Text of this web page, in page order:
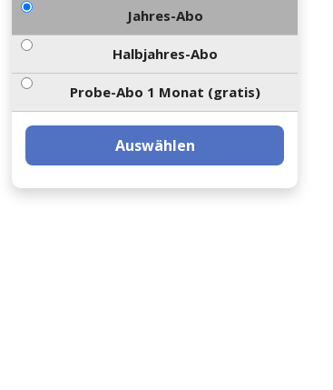
Jahres-Abo
Halbjahres-Abo
Probe-Abo 1 Monat (gratis)
Auswählen